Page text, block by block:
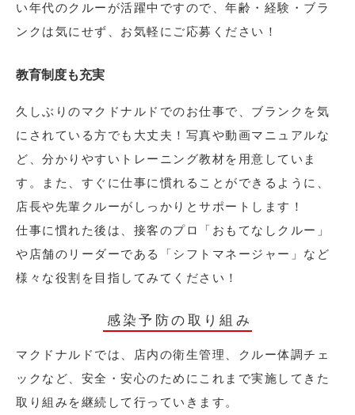
い年代のクルーが活躍中ですので、年齢・経験・ブラ
ンクは気にせず、お気軽にご応募ください！
教育制度も充実
久しぶりのマクドナルドでのお仕事で、ブランクを気
にされている方でも大丈夫！写真や動画マニュアルな
ど、分かりやすいトレーニング教材を用意していま
す。また、すぐに仕事に慣れることができるように、
店長や先輩クルーがしっかりとサポートします！
仕事に慣れた後は、接客のプロ「おもてなしクルー」
や店舗のリーダーである「シフトマネージャー」など
様々な役割を目指してみてください！
感染予防の取り組み
マクドナルドでは、店内の衛生管理、クルー体調チェ
ックなど、安全・安心のためにこれまで実施してきた
取り組みを継続して行っていきます。